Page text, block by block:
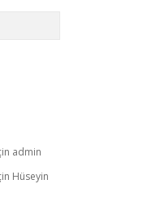
admin
Hüseyin